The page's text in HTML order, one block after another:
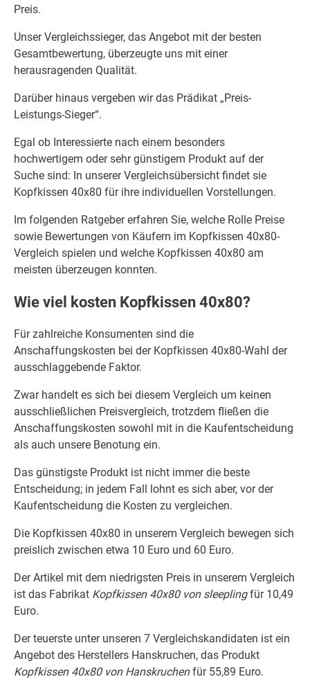
Preis.
Unser Vergleichssieger, das Angebot mit der besten
Gesamtbewertung, überzeugte uns mit einer
herausragenden Qualität.
Darüber hinaus vergeben wir das Prädikat „Preis-
Leistungs-Sieger“.
Egal ob Interessierte nach einem besonders
hochwertigem oder sehr günstigem Produkt auf der
Suche sind: In unserer Vergleichsübersicht findet sie
Kopfkissen 40x80 für ihre individuellen Vorstellungen.
Im folgenden Ratgeber erfahren Sie, welche Rolle Preise
sowie Bewertungen von Käufern im Kopfkissen 40x80-
Vergleich spielen und welche Kopfkissen 40x80 am
meisten überzeugen konnten.
Wie viel kosten Kopfkissen 40x80?
Für zahlreiche Konsumenten sind die
Anschaffungskosten bei der Kopfkissen 40x80-Wahl der
ausschlaggebende Faktor.
Zwar handelt es sich bei diesem Vergleich um keinen
ausschließlichen Preisvergleich, trotzdem fließen die
Anschaffungskosten sowohl mit in die Kaufentscheidung
als auch unsere Benotung ein.
Das günstigste Produkt ist nicht immer die beste
Entscheidung; in jedem Fall lohnt es sich aber, vor der
Kaufentscheidung die Kosten zu vergleichen.
Die Kopfkissen 40x80 in unserem Vergleich bewegen sich
preislich zwischen etwa 10 Euro und 60 Euro.
Der Artikel mit dem niedrigsten Preis in unserem Vergleich
ist das Fabrikat Kopfkissen 40x80 von sleeplingfür 10,49
Euro.
Der teuerste unter unseren 7 Vergleichskandidaten ist ein
Angebot des Herstellers Hanskruchen, das Produkt
Kopfkissen 40x80 von Hanskruchenfür 55,89 Euro.